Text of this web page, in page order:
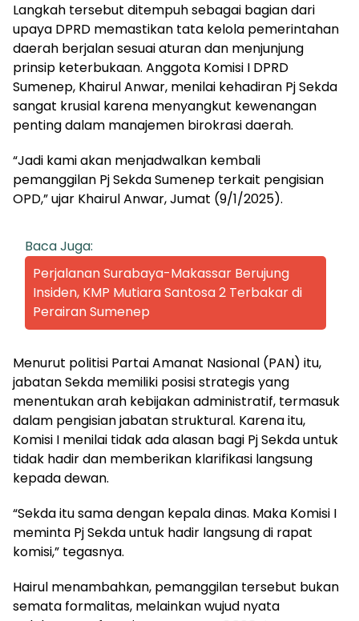
Langkah tersebut ditempuh sebagai bagian dari
upaya DPRD memastikan tata kelola pemerintahan
daerah berjalan sesuai aturan dan menjunjung
prinsip keterbukaan. Anggota Komisi I DPRD
Sumenep, Khairul Anwar, menilai kehadiran Pj Sekda
sangat krusial karena menyangkut kewenangan
penting dalam manajemen birokrasi daerah.
“Jadi kami akan menjadwalkan kembali
pemanggilan Pj Sekda Sumenep terkait pengisian
OPD,” ujar Khairul Anwar, Jumat (9/1/2025).
Baca Juga:
Perjalanan Surabaya-Makassar Berujung
Insiden, KMP Mutiara Santosa 2 Terbakar di
Perairan Sumenep
Menurut politisi Partai Amanat Nasional (PAN) itu,
jabatan Sekda memiliki posisi strategis yang
menentukan arah kebijakan administratif, termasuk
dalam pengisian jabatan struktural. Karena itu,
Komisi I menilai tidak ada alasan bagi Pj Sekda untuk
tidak hadir dan memberikan klarifikasi langsung
kepada dewan.
“Sekda itu sama dengan kepala dinas. Maka Komisi I
meminta Pj Sekda untuk hadir langsung di rapat
komisi,” tegasnya.
Hairul menambahkan, pemanggilan tersebut bukan
semata formalitas, melainkan wujud nyata